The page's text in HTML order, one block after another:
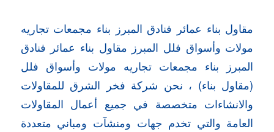
مقاول بناء عمائر فنادق المبرز بناء مجمعات تجاريه
مولات وأسواق فلل المبرز مقاول بناء عمائر فنادق
المبرز بناء مجمعات تجاريه مولات وأسواق فلل
(مقاول بناء) ، نحن شركة فخر الشرق للمقاولات
والانشاءات متخصصة في جميع أعمال المقاولات
العامة والتي تخدم جهات ومنشآت ومباني متعددة